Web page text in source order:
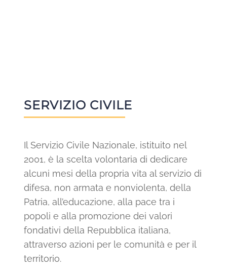
SERVIZIO CIVILE
Il Servizio Civile Nazionale, istituito nel
2001, è la scelta volontaria di dedicare
alcuni mesi della propria vita al servizio di
difesa, non armata e nonviolenta, della
Patria, all’educazione, alla pace tra i
popoli e alla promozione dei valori
fondativi della Repubblica italiana,
attraverso azioni per le comunità e per il
territorio.